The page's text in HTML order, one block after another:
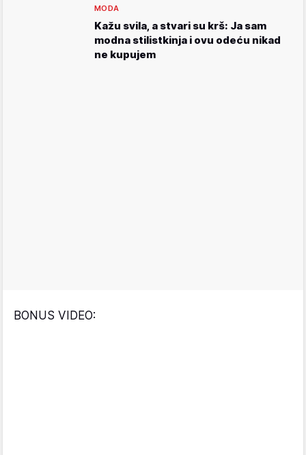
MODA
Kažu svila, a stvari su krš: Ja sam
modna stilistkinja i ovu odeću nikad
ne kupujem
BONUS VIDEO: